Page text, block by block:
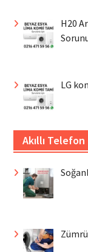
H20
LG
Akıllı Telefon